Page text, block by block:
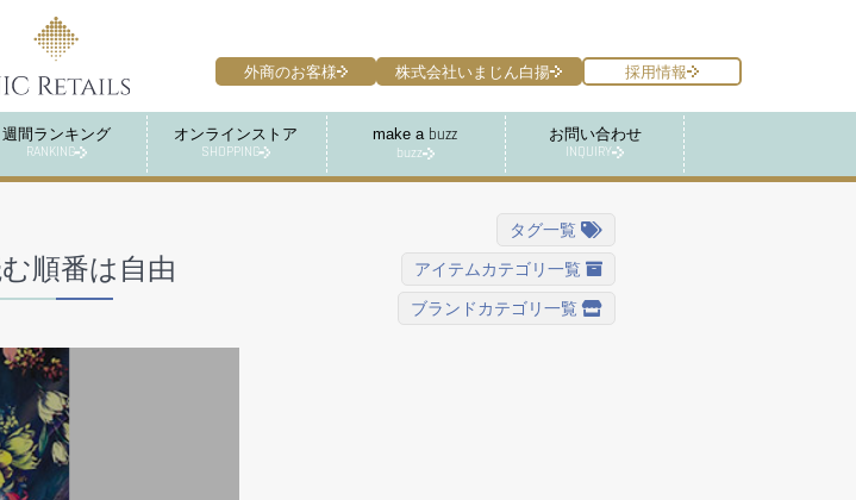
週間ランキング
RANKING
オンラインストア
SHOPPING
make a buzz
buzz
お問い合わせ
INQUIRY
外商のお客様 株式会社いまじん白揚 採用情報
順番は自由
タグ一覧
アイテムカテゴリ一覧
ブランドカテゴリ一覧